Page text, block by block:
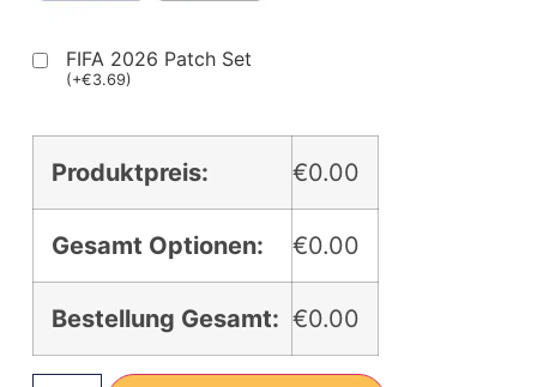
FIFA 2026 Patch Set
(+€3.69)
Produktpreis: €0.00
Gesamt Optionen: €0.00
Bestellung Gesamt: €0.00